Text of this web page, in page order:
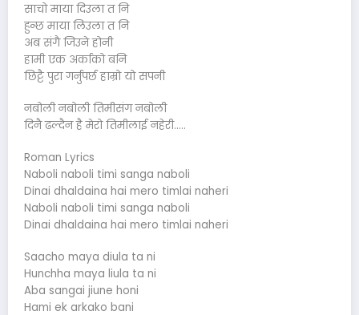
साचो माया दिउला त नि
हुन्छ माया लिउला त नि
अब संगै जिउने होनी
हामी एक अर्काको बनि
छिट्टै पुरा गर्नुपर्छ हाम्रो यो सपनी
नबोली नबोली तिमीसंग नबोली
दिनै ढल्दैन है मेरो तिमीलाई नहेरी…..
Roman Lyrics
Naboli naboli timi sanga naboli
Dinai dhaldaina hai mero timlai naheri
Naboli naboli timi sanga naboli
Dinai dhaldaina hai mero timlai naheri
Saacho maya diula ta ni
Hunchha maya liula ta ni
Aba sangai jiune honi
Hami ek arkako bani